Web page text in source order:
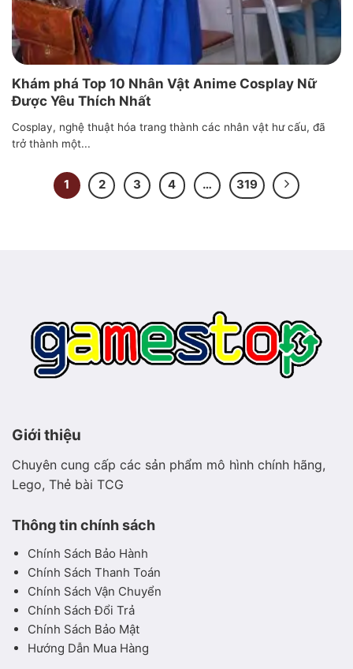
Khám phá Top 10 Nhân Vật Anime Cosplay Nữ
Được Yêu Thích Nhất
Cosplay, nghệ thuật hóa trang thành các nhân vật hư cấu, đã
trở thành một...
1 2 3 4 … 319
Giới thiệu
Chuyên cung cấp các sản phẩm mô hình chính hãng,
Lego, Thẻ bài TCG
Thông tin chính sách
Chính Sách Bảo Hành
Chính Sách Thanh Toán
Chính Sách Vận Chuyển
Chính Sách Đổi Trả
Chính Sách Bảo Mật
Hướng Dẫn Mua Hàng